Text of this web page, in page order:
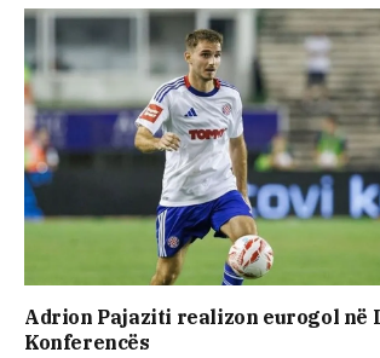
Adrion Pajaziti realizon eurogol në
Konferencës